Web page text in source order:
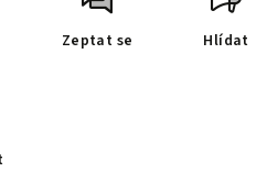
Zeptat se Hlídat